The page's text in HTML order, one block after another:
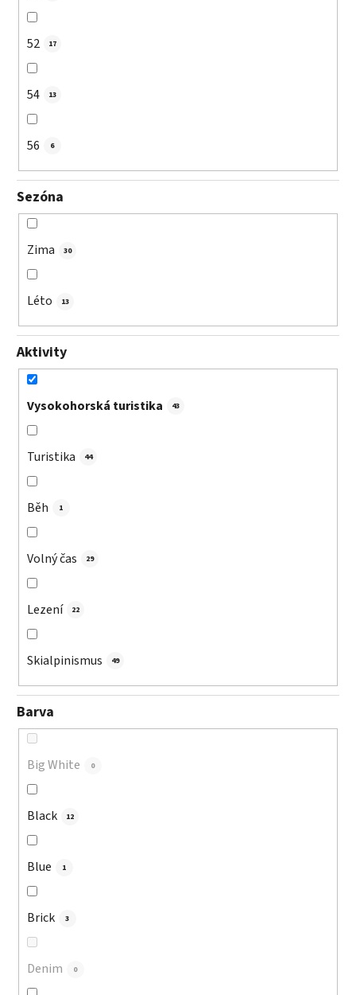
52 17
54 13
56 6
Sezóna
Zima 30
Léto 13
Aktivity
Vysokohorská turistika 43
Turistika 44
Běh 1
Volný čas 29
Lezení 22
Skialpinismus 49
Barva
Big White 0
Black 12
Blue 1
Brick 3
Denim 0